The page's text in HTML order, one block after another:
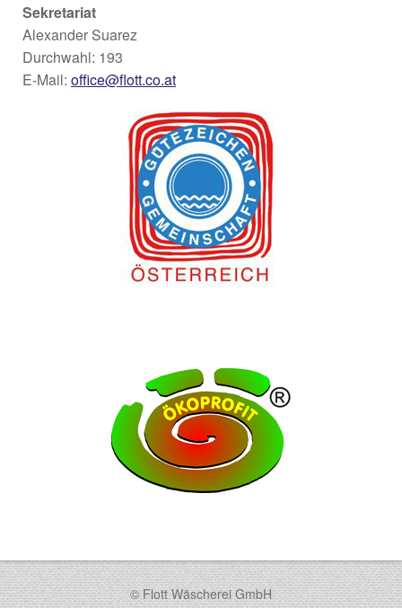
Sekretariat
Alexander Suarez
Durchwahl: 193
E-Mail: office@flott.co.at
© Flott Wäscherei GmbH